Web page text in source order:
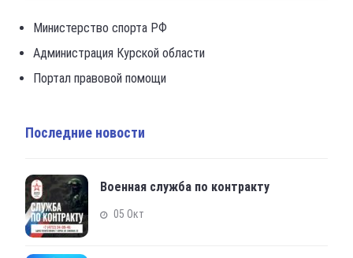
Министерство спорта РФ
Администрация Курской области
Портал правовой помощи
Последние новости
Военная служба по контракту
05 Окт